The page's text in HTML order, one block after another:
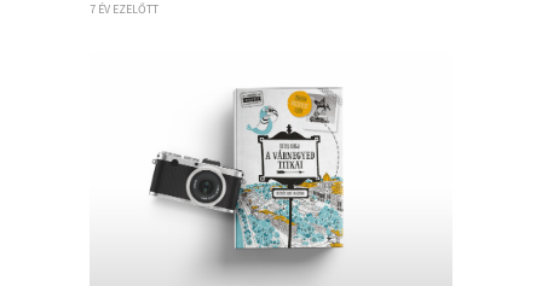
7 ÉV EZELŐTT